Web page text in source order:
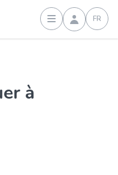
Connexion
FR